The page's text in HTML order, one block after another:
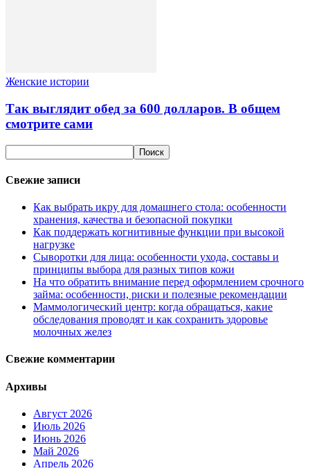
Женские истории
Так выглядит обед за 600 долларов. В общем
смотрите сами
Свежие записи
Как выбрать икру для домашнего стола: особенности
хранения, качества и безопасной покупки
Как поддержать когнитивные функции при высокой
нагрузке
Сыворотки для лица: особенности ухода, составы и
принципы выбора для разных типов кожи
На что обратить внимание перед оформлением срочного
займа: особенности, риски и полезные рекомендации
Маммологический центр: когда обращаться, какие
обследования проводят и как сохранить здоровье
молочных желез
Свежие комментарии
Архивы
Август 2026
Июль 2026
Июнь 2026
Май 2026
Апрель 2026